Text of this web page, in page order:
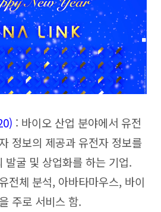
) : 바이오 산업 분야에서 유전
정보의 제공과 유전자 정보를
발굴 및 상업화를 하는 기업.
전체 분석, 아바타마우스, 바이
주로 서비스 함.